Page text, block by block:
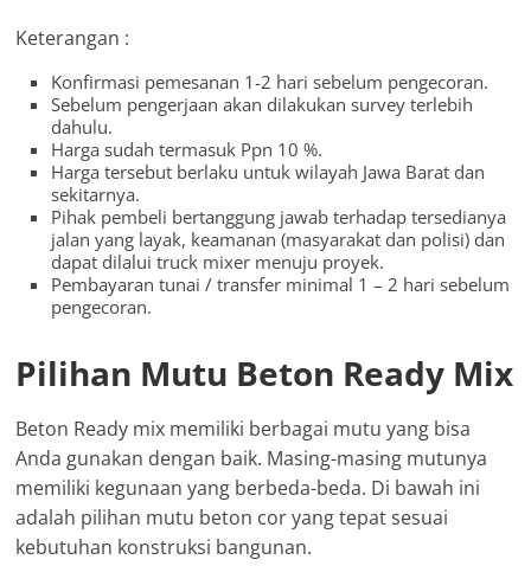
Keterangan :
Konfirmasi pemesanan 1-2 hari sebelum pengecoran.
Sebelum pengerjaan akan dilakukan survey terlebih
dahulu.
Harga sudah termasuk Ppn 10 %.
Harga tersebut berlaku untuk wilayah Jawa Barat dan
sekitarnya.
Pihak pembeli bertanggung jawab terhadap tersedianya
jalan yang layak, keamanan (masyarakat dan polisi) dan
dapat dilalui truck mixer menuju proyek.
Pembayaran tunai / transfer minimal 1 – 2 hari sebelum
pengecoran.
Pilihan Mutu Beton Ready Mix
Beton Ready mix memiliki berbagai mutu yang bisa
Anda gunakan dengan baik. Masing-masing mutunya
memiliki kegunaan yang berbeda-beda. Di bawah ini
adalah pilihan mutu beton cor yang tepat sesuai
kebutuhan konstruksi bangunan.